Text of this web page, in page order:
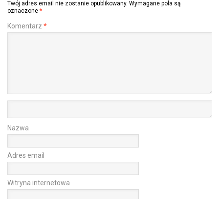
Twój adres email nie zostanie opublikowany. Wymagane pola są
oznaczone *
Komentarz *
Nazwa
Adres email
Witryna internetowa